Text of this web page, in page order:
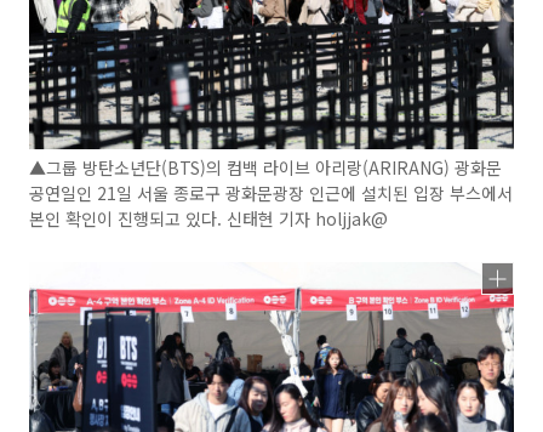
▲그룹 방탄소년단(BTS)의 컴백 라이브 아리랑(ARIRANG) 광화문
공연일인 21일 서울 종로구 광화문광장 인근에 설치된 입장 부스에서
본인 확인이 진행되고 있다. 신태현 기자 holjjak@